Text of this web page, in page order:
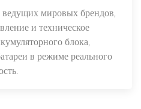
ведущих мировых брендов,
и техническое
блока,
в режиме реального